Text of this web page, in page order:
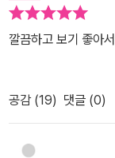
깔끔하고 보기 좋아
공감 (19) 댓글 (0)